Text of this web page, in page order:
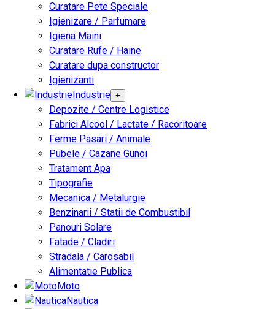
Curatare Pete Speciale
Igienizare / Parfumare
Igiena Maini
Curatare Rufe / Haine
Curatare dupa constructor
Igienizanti
Industrie +
Depozite / Centre Logistice
Fabrici Alcool / Lactate / Racoritoare
Ferme Pasari / Animale
Pubele / Cazane Gunoi
Tratament Apa
Tipografie
Mecanica / Metalurgie
Benzinarii / Statii de Combustibil
Panouri Solare
Fatade / Cladiri
Stradala / Carosabil
Alimentatie Publica
Moto
Nautica